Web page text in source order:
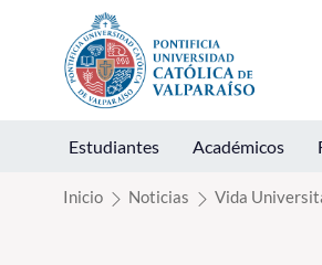
Click acá para ir directamente al contenido
Estudiantes Académicos
Inicio Noticias Vida